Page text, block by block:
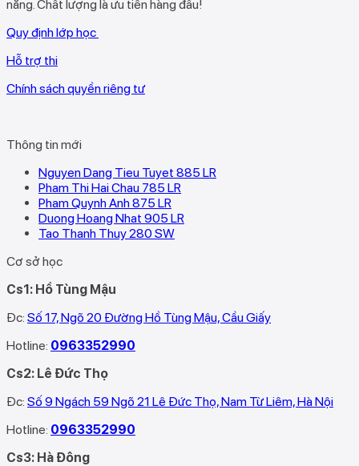
năng. Chất lượng là ưu tiên hàng đầu!
Quy định lớp học
Hỗ trợ thi
Chính sách quyền riêng tư
Thông tin mới
Nguyen Dang Tieu Tuyet 885 LR
Pham Thi Hai Chau 785 LR
Pham Quynh Anh 875 LR
Duong Hoang Nhat 905 LR
Tao Thanh Thuy 280 SW
Cơ sở học
Cs1: Hồ Tùng Mậu
Đc: Số 17, Ngõ 20 Đường Hồ Tùng Mậu, Cầu Giấy
Hotline: 0963352990
Cs2: Lê Đức Thọ
Đc: Số 9 Ngách 59 Ngõ 21 Lê Đức Thọ, Nam Từ Liêm, Hà Nội
Hotline: 0963352990
Cs3: Hà Đông